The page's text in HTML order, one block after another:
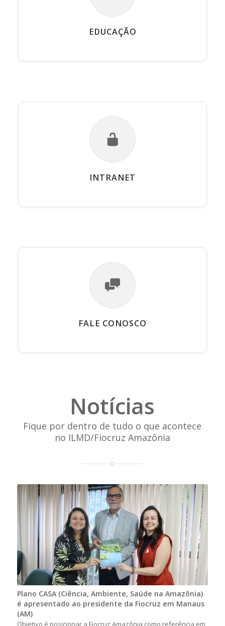
EDUCAÇÃO
INTRANET
FALE CONOSCO
Notícias
Fique por dentro de tudo o que acontece
no ILMD/Fiocruz Amazônia
Plano CASA (Ciência, Ambiente, Saúde na Amazônia)
é apresentado ao presidente da Fiocruz em Manaus
(AM)
Objetivo é posicionar a Fiocruz Amazônia como referência em